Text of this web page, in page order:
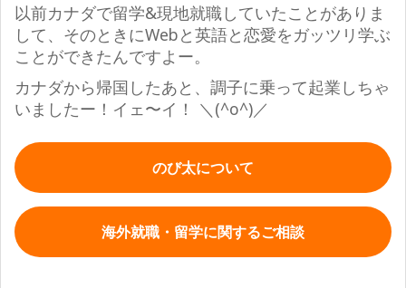
以前カナダで留学&現地就職していたことがありま
して、そのときにWebと英語と恋愛をガッツリ学ぶ
ことができたんですよー。
カナダから帰国したあと、調子に乗って起業しちゃ
いましたー！イェ〜イ！ ＼(^o^)／
のび太について
海外就職・留学に関するご相談